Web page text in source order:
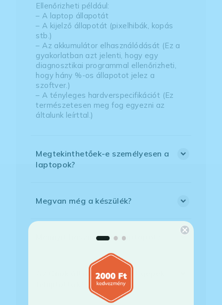
Ellenőrizheti például:
– A laptop állapotát
– A kijelző állapotát (pixelhibák, kopás
stb.)
– Az akkumulátor elhasználódását (Ez a
gyakorlatban azt jelenti, hogy egy
diagnosztikai programmal ellenőrizheti,
hogy hány %-os állapotot jelez a
szoftver.)
– A tényleges hardverspecifikációt (Ez
természetesen meg fog egyezni az
általunk leírttal.)
Megtekinthetőek-e személyesen a
laptopok?
Megvan még a készülék?
Mennyit használták a laptopot?
Az Önök által értékesített gépek